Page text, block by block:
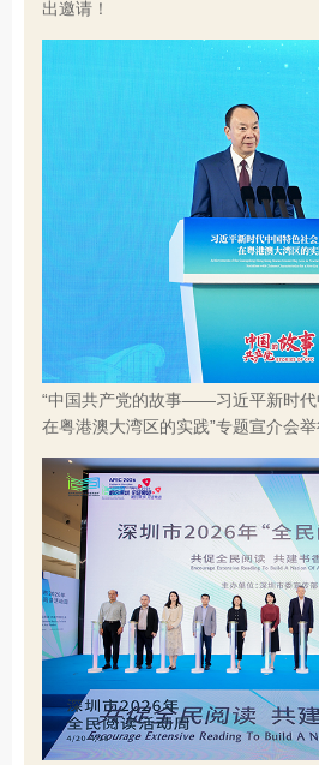
出邀请！
“中国共产党的故事——习近平新时代
在粤港澳大湾区的实践”专题宣介会